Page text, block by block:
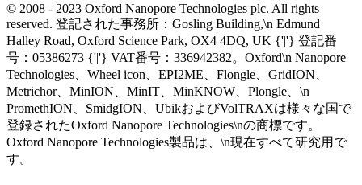
© 2008 - 2023 Oxford Nanopore Technologies plc. All rights
reserved. 登記された事務所：Gosling Building,\n Edmund
Halley Road, Oxford Science Park, OX4 4DQ, UK {'|'} 登記番
号：05386273 {'|'} VAT番号：336942382。Oxford\n Nanopore
Technologies、Wheel icon、EPI2ME、Flongle、GridION、
Metrichor、MinION、MinIT、MinKNOW、Plongle、\n
PromethION、SmidgION、UbikおよびVolTRAXは様々な国で
登録されたOxford Nanopore Technologies\nの商標です。
Oxford Nanopore Technologies製品は、\n現在すべて研究用で
す。